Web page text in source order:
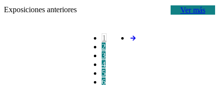
Ver más
Exposiciones anteriores
1
2
3
4
5
6